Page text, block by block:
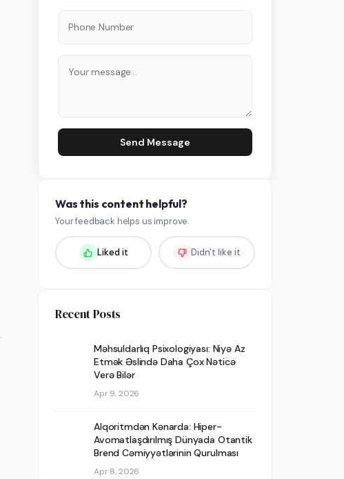
Send Message
Was this content helpful?
Your feedback helps us improve.
Liked it Didn't like it
Recent Posts
Məhsuldarlıq Psixologiyası: Niyə Az
Etmək Əslində Daha Çox Nəticə
Verə Bilər
Apr 9, 2026
Alqoritmdən Kənarda: Hiper-
Avomatlaşdırılmış Dünyada Otantik
Brend Cəmiyyətlərinin Qurulması
Apr 8, 2026